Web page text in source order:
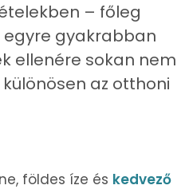
– főleg
gyakrabban
ellenére sokan nem
az otthoni
földes íze és kedvező